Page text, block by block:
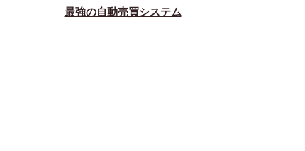
最強の自動売買システム